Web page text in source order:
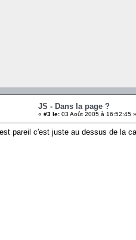
JS - Dans la page ?
« #3 le: 03 Août 2005 à 16:52:45 »
pareil c'est juste au dessus de la